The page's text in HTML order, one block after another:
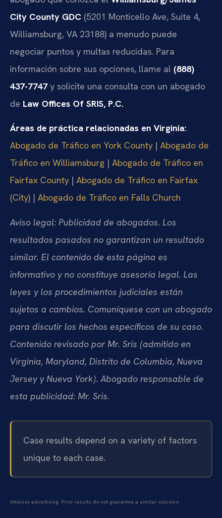
City County GDC (5201 Monticello Ave, Suite 4,
Williamsburg, VA 23188) a menudo puede
negociar puntos y multas reducidas. Para
información sobre sus opciones, llame al (888)
437-7747 y solicite una consulta con un abogado
de Law Offices Of SRIS, P.C.
Áreas de práctica relacionadas en Virginia:
Abogado de Tráfico en York County | Abogado de
Tráfico en Williamsburg | Abogado de Tráfico en
Fairfax County | Abogado de Tráfico en Fairfax
(City) | Abogado de Tráfico en Falls Church
Aviso legal: Publicidad de abogados. Los
resultados pasados no garantizan un resultado
similar. El contenido de esta página es
informativo y no constituye asesoría legal. Las
leyes y los procedimientos judiciales están
sujetos a cambios. Comuníquese con un abogado
para discutir los hechos específicos de su caso.
Contenido revisado por Mr. Sris (admitido en
Virginia, Maryland, Distrito de Columbia, Nueva
Jersey y Nueva York). Abogado responsable de
esta publicidad: Mr. Sris.
Case results depend on a variety of factors
unique to each case.
Attorney advertising. Prior results do not guarantee a similar outcome.